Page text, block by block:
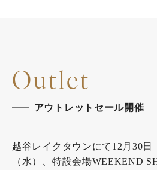
Outlet
アウトレットセール開催
越谷レイクタウンにて12月30日
（水）、特設会場WEEKEND